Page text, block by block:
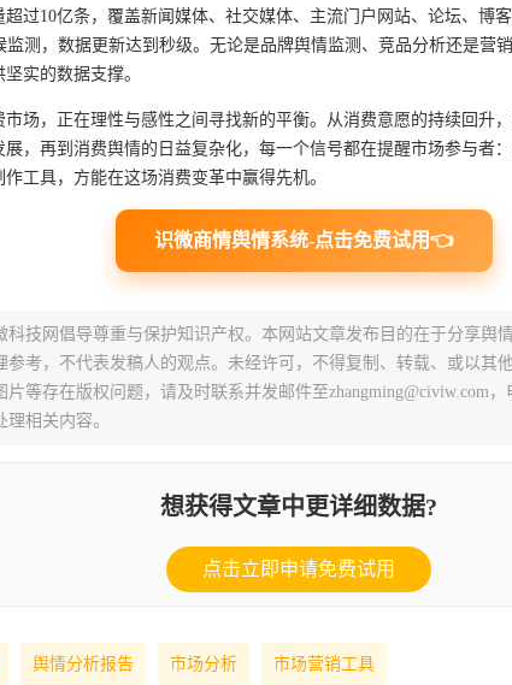
过10亿条，覆盖新闻媒体、社交媒体、主流门户网站、论坛、博
监测，数据更新达到秒级。无论是品牌舆情监测、竞品分析还是营
实的数据支撑。
市场，正在理性与感性之间寻找新的平衡。从消费意愿的持续回升
展，再到消费舆情的日益复杂化，每一个信号都在提醒市场参与者
工具，方能在这场消费变革中赢得先机。
识微商情舆情系统-点击免费试用👈
科技网倡导尊重与保护知识产权。本网站文章发布目的在于分享舆
参考，不代表发稿人的观点。未经许可，不得复制、转载、或以其
片等存在版权问题，请及时联系并发邮件至zhangming@civiw.com，
相关内容。
想获得文章中更详细数据?
点击立即申请免费试用
舆情分析报告 市场分析 市场营销工具